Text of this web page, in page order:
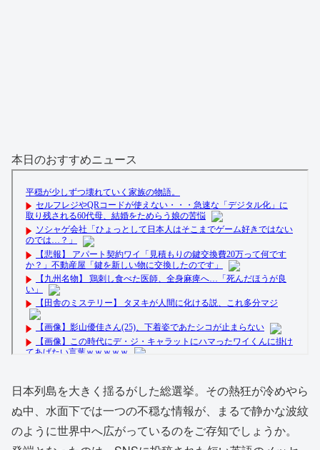
本日のおすすめニュース
日本列島を大きく揺るがした総選挙。その熱狂が冷めやら
ぬ中、水面下では一つの不穏な情報が、まるで静かな波紋
のように世界中へ広がっているのをご存知でしょうか。